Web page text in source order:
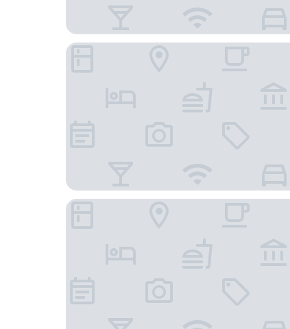
Uy Dương Hotel & Apartment - Nha Trang
芽莊珍珠城市飯店